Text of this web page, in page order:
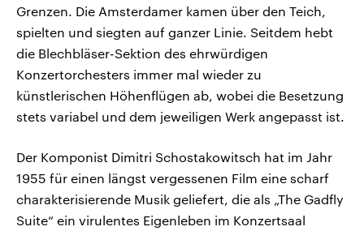
Grenzen. Die Amsterdamer kamen über den Teich,
spielten und siegten auf ganzer Linie. Seitdem hebt
die Blechbläser-Sektion des ehrwürdigen
Konzertorchesters immer mal wieder zu
künstlerischen Höhenflügen ab, wobei die Besetzung
stets variabel und dem jeweiligen Werk angepasst ist.
Der Komponist Dimitri Schostakowitsch hat im Jahr
1955 für einen längst vergessenen Film eine scharf
charakterisierende Musik geliefert, die als „The Gadfly
Suite“ ein virulentes Eigenleben im Konzertsaal